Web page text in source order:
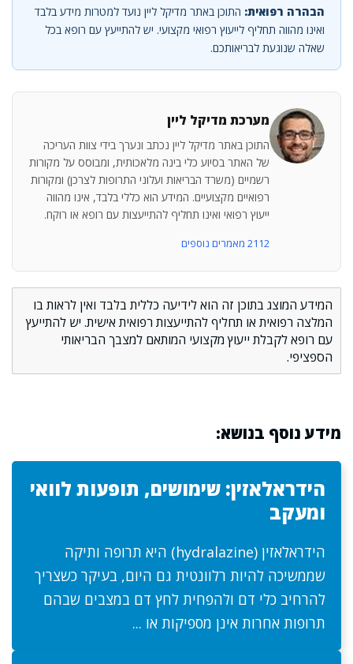
הבהרה רפואית: התוכן באתר מדיקל ליין נועד למטרות מידע בלבד
ואינו מהווה תחליף לייעוץ רפואי מקצועי. יש להתייעץ עם רופא בכל
שאלה שנוגעת לבריאותכם.
מערכת מדיקל ליין
התוכן באתר מדיקל ליין נכתב ונערך בידי צוות העריכה
של האתר בסיוע כלי בינה מלאכותית, ומבוסס על מקורות
רשמיים (משרד הבריאות ועלוני התרופות לצרכן) ומקורות
רפואיים מקצועיים. המידע הוא כללי בלבד, אינו מהווה
ייעוץ רפואי ואינו תחליף להתייעצות עם רופא או רוקח.
2112 מאמרים נוספים
המידע המוצג בתוכן זה הוא לידיעה כללית בלבד ואין לראות בו
המלצה רפואית או תחליף להתייעצות רפואית אישית. יש להתייעץ
עם רופא לקבלת ייעוץ מקצועי המותאם למצבך הבריאותי
הספציפי.
מידע נוסף בנושא:
הידראלאזין: שימושים, תופעות לוואי
ומעקב
הידראלאזין (hydralazine) היא תרופה ותיקה
שממשיכה להיות רלוונטית גם היום, בעיקר כשצריך
להרחיב כלי דם ולהפחית לחץ דם במצבים שבהם
תרופות אחרות אינן מספיקות או ...